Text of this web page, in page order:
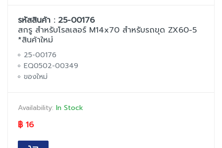
รหัสสินค้า : 25-00176
สกรู สำหรับโรลเลอร์ M14x70 สำหรับรถขุด ZX60-5
*สินค้าใหม่
25-00176
EQ0502-00349
ของใหม่
Availability: In Stock
฿ 16